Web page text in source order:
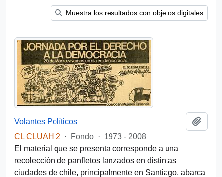
Muestra los resultados con objetos digitales
Volantes Políticos
CL CLUAH 2
· Fondo · 1973 - 2008
El material que se presenta corresponde a una
recolección de panfletos lanzados en distintas
ciudades de chile, principalmente en Santiago, abarca